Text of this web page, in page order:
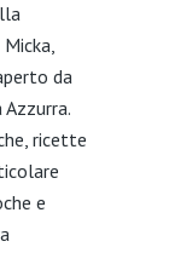
da
ricette
e